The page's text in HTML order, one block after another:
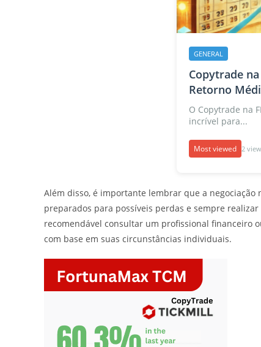
GENERAL
Copytrade
Retorno
O Copytrade na
incrível para...
Most viewed 2
Além disso, é importante lembrar que a
preparados para possíveis perdas e sempre
recomendável consultar um profissional financeiro
com base em suas circunstâncias individuais.